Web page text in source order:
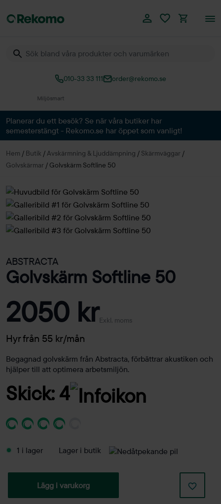
010-33 33 111 order@rekomo.se
Planerar du ett besök? Se när våra butiker har
semesterstängt - Rekomo.se har öppet som vanligt!
Hem / Butik /Avskärmning & Ljuddämpning / Skärmväggar /
Golvskärmar / Golvskärm Softline 50
ABSTRACTA
Golvskärm Softline 50
2050 krExkl. moms
Hyr från 55 kr/mån
Begagnad golvskärm från Abstracta, förbättrar akustiken och
hjälper till att optimera arbetsmiljön.
Skick: 4
1 i lager Lager i butik
Lägg i varukorg